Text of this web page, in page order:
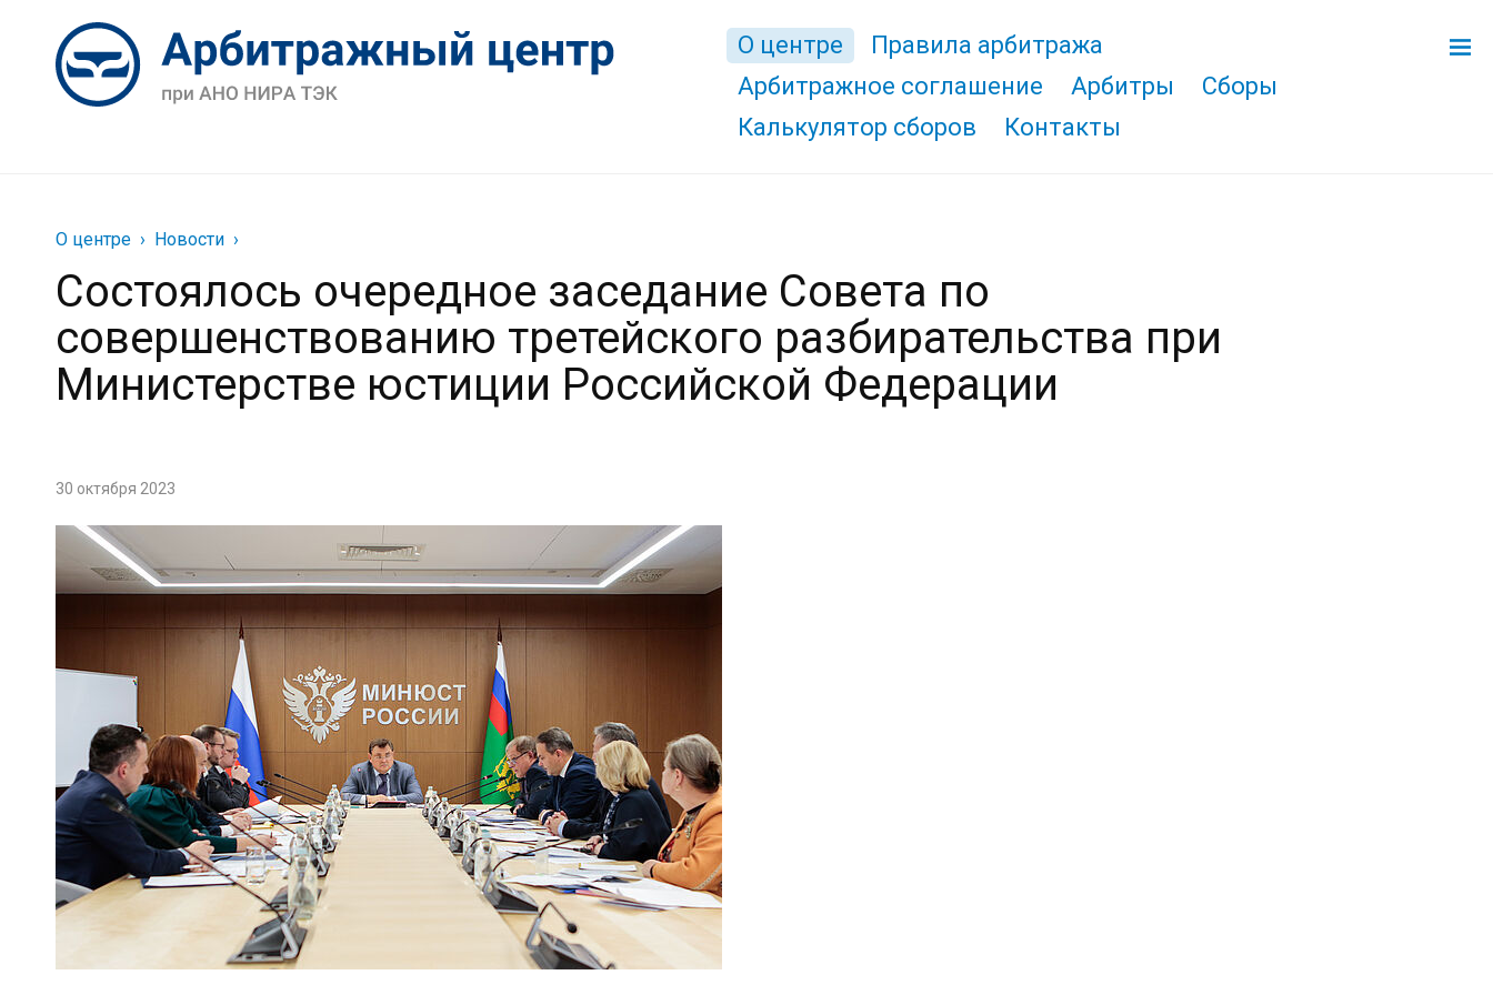
О центре
Правила арбитража
Арбитражное соглашение
Арбитры
Сборы
Калькулятор сборов
Контакты
О центре Новости
Состоялось очередное заседание Совета по
совершенствованию третейского разбирательства при
Министерстве юстиции Российской Федерации
30 октября 2023